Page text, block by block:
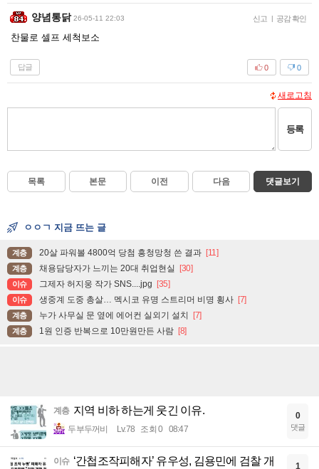
양념통닭 26-05-11 22:03 신고 공감 확인
찬물로 셀프 세척보소
답글 0
0
새로고침
등록
목록 본문 이전 다음 댓글보기
ㅇㅇㄱ 지금 뜨는 글
계층 20살 파워볼 4800억 당첨 흥청망청 쓴 결과 [11]
계층 채용담당자가 느끼는 20대 취업현실 [30]
이슈 그제자 허지웅 작가 SNS....jpg [35]
이슈 생중계 도중 총살… 멕시코 유명 스트리머 비명 횡사 [7]
계층 누가 사무실 문 옆에 에어컨 실외기 설치 [7]
계층 1원 인증 반복으로 10만원만든 사람 [8]
계층 지역 비하 하는게 웃긴 이유.
두부두꺼비 Lv.78 조회 0 08:47
0
댓글
이슈 ‘간첩조작피해자’ 유우성, 김용민에 검찰 개
1